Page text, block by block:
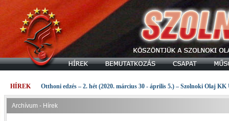
HÍREK Otthoni edzés – 2. hét (2020. március 30 - április 5.) – Szolnoki Olaj KK
Archívum - Hírek